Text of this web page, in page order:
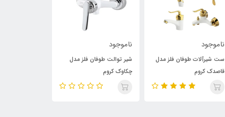
ناموجود
ست شیرآلات طوفان فلز مدل
قاصدک کروم
ناموجود
شیر توالت طوفان فلز مدل
چکاوک کروم